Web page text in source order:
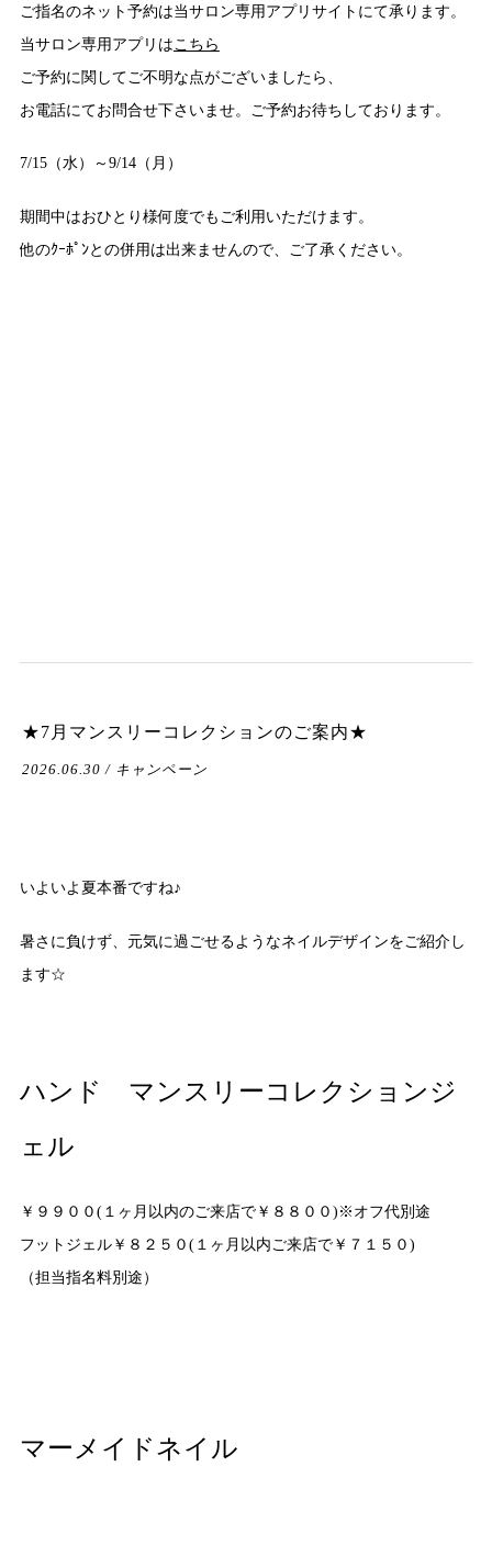
ご指名のネット予約は当サロン専用アプリサイトにて承ります。
当サロン専用アプリはこちら
ご予約に関してご不明な点がございましたら、
お電話にてお問合せ下さいませ。ご予約お待ちしております。
7/15（水）～9/14（月）
期間中はおひとり様何度でもご利用いただけます。
他のｸｰﾎﾟﾝとの併用は出来ませんので、ご了承ください。
★7月マンスリーコレクションのご案内★
2026.06.30 / キャンペーン
いよいよ夏本番ですね♪
暑さに負けず、元気に過ごせるようなネイルデザインをご紹介し
ます☆
ハンド マンスリーコレクションジ
ェル
￥９９００(１ヶ月以内のご来店で￥８８００)※オフ代別途
フットジェル￥８２５０(１ヶ月以内ご来店で￥７１５０)
（担当指名料別途）
マーメイドネイル